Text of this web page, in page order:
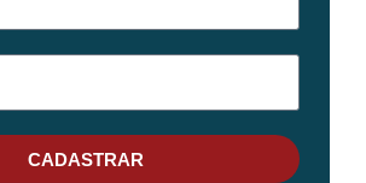
CADASTRAR